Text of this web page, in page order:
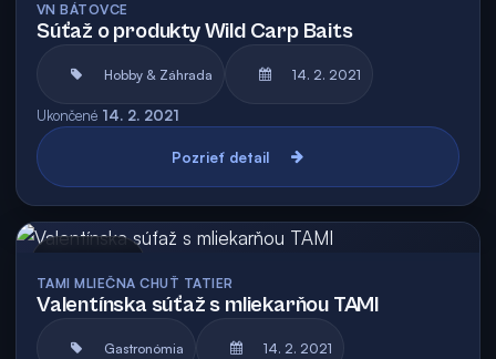
VN BÁTOVCE
Súťaž o produkty Wild Carp Baits
Hobby & Záhrada 14. 2. 2021
Ukončené 14. 2. 2021
Pozrieť detail
TAMI MLIEČNA CHUŤ TATIER
Valentínska súťaž s mliekarňou TAMI
Gastronómia 14. 2. 2021